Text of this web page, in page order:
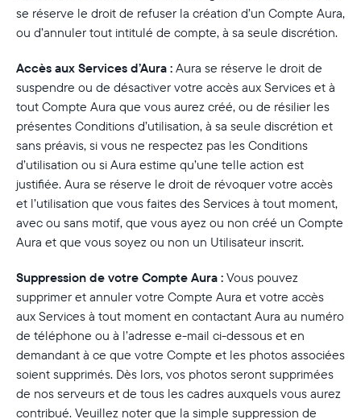
se réserve le droit de refuser la création d’un Compte Aura,
ou d’annuler tout intitulé de compte, à sa seule discrétion.
Accès aux Services d’Aura : Aura se réserve le droit de
suspendre ou de désactiver votre accès aux Services et à
tout Compte Aura que vous aurez créé, ou de résilier les
présentes Conditions d’utilisation, à sa seule discrétion et
sans préavis, si vous ne respectez pas les Conditions
d’utilisation ou si Aura estime qu’une telle action est
justifiée. Aura se réserve le droit de révoquer votre accès
et l’utilisation que vous faites des Services à tout moment,
avec ou sans motif, que vous ayez ou non créé un Compte
Aura et que vous soyez ou non un Utilisateur inscrit.
Suppression de votre Compte Aura : Vous pouvez
supprimer et annuler votre Compte Aura et votre accès
aux Services à tout moment en contactant Aura au numéro
de téléphone ou à l’adresse e-mail ci-dessous et en
demandant à ce que votre Compte et les photos associées
soient supprimés. Dès lors, vos photos seront supprimées
de nos serveurs et de tous les cadres auxquels vous aurez
contribué. Veuillez noter que la simple suppression de